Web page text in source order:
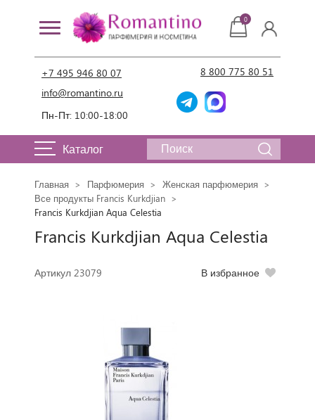
+7 495 946 80 07
info@romantino.ru
Пн-Пт: 10:00-18:00
8 800 775 80 51
0
Каталог
Главная Парфюмерия
Женская парфюмерия
Все продукты Francis Kurkdjian
Francis Kurkdjian Aqua Celestia
Francis Kurkdjian Aqua Celestia
Артикул 23079 В избранное